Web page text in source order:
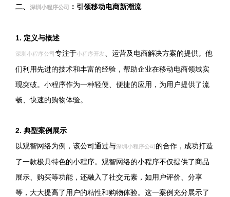
二、 深圳小程序公司 ：引领移动电商新潮流
1. 定义与概述
深圳小程序公司 专注于小程序开发
、运营及电商解决方案的提供。他
们利用先进的技术和丰富的经验，帮助企业在移动电商领域实
现突破。小程序作为一种轻便、便捷的应用，为用户提供了流
畅、快速的购物体验。
2. 典型案例展示
以观智网络为例，该公司通过与深圳小程序公司 的合作，成功打造
了一款极具特色的小程序。观智网络的小程序不仅提供了商品
展示、购买等功能，还融入了社交元素，如用户评价、分享
等，大大提高了用户的粘性和购物体验。这一案例充分展示了